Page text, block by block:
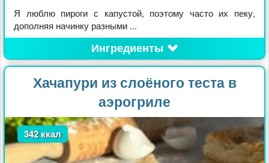
Я люблю пироги с капустой, поэтому часто их пеку,
дополняя начинку разными ...
Ингредиенты
Хачапури из слоёного теста в
аэрогриле
342 ккал